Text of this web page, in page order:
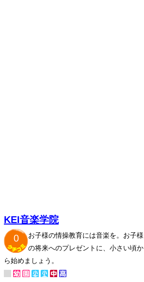
KEI音楽学院
0
お子様の情操教育には音楽を。お子様
の将来へのプレゼントに、小さい頃か
ら始めましょう。